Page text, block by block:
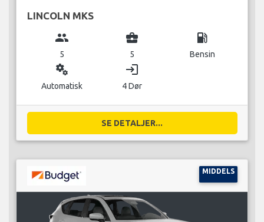
LINCOLN MKS
group
5
business_center
5
local_gas_station
Bensin
miscellaneous_services
Automatisk
login
4 Dør
SE DETALJER...
MIDDELS